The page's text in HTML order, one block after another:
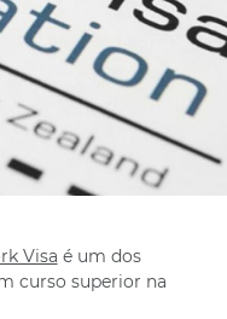
Visa é um dos
curso superior na